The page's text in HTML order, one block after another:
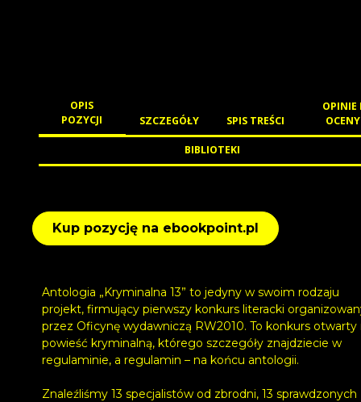
OPIS
POZYCJI
SZCZEGÓŁY SPIS TREŚCI
OPINIE
OCENY
BIBLIOTEKI
Kup pozycję na ebookpoint.pl
Antologia „Kryminalna 13” to jedyny w swoim rodzaju
projekt, firmujący pierwszy konkurs literacki
przez Oficynę wydawniczą RW2010. To konkurs otwarty
powieść kryminalną, którego szczegóły znajdziecie w
regulaminie, a regulamin – na końcu antologii.
Znaleźliśmy 13 specjalistów od zbrodni, 13 sprawdzonych